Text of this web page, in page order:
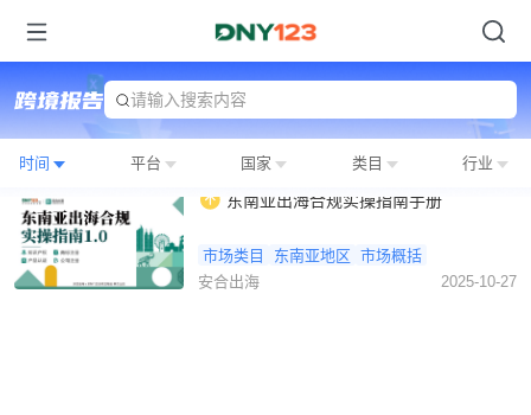
请输入搜索内容
时间 平台 国家 类目 行业
东南亚出海合规实操指南手册
市场类目 东南亚地区 市场概括
安合出海
2025-10-27